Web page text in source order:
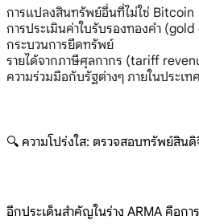
การแปลงสินทรัพย์อื่นที่ไม่ใช่ Bitcoin
การประเมินค่าใบรับรองทองคำ
กระบวนการยึดทรัพย์
รายได้จากภาษีศุลกากร (tariff
ความร่วมมือกับรัฐต่างๆ ภายในประเท
🔍 ความโปร่งใส: ตรวจสอบทรัพย์สิน
อีกประเด็นสำคัญในร่าง ARMA คือก